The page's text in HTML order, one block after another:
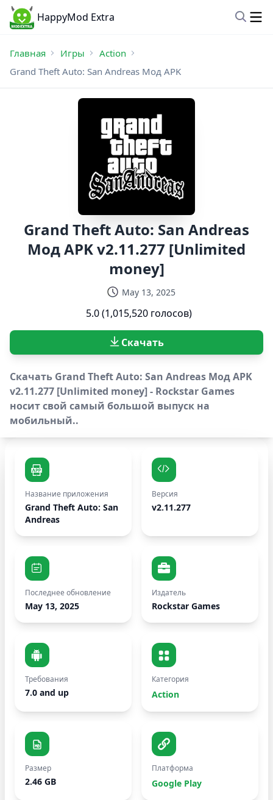
HappyMod Extra
Главная Игры
Action
Grand Theft Auto: San Andreas Мод APK
Grand Theft Auto: San Andreas
Мод APK v2.11.277 [Unlimited
money]
May 13, 2025
5.0 (1,015,520 голосов)
Скачать
Скачать Grand Theft Auto: San Andreas Мод APK
v2.11.277 [Unlimited money] - Rockstar Games
носит свой самый большой выпуск на
мобильный..
Название приложения
Grand Theft Auto: San
Andreas
Версия
v2.11.277
Последнее обновление
May 13, 2025
Издатель
Rockstar Games
Требования
7.0 and up
Категория
Action
Размер
2.46 GB
Платформа
Google Play